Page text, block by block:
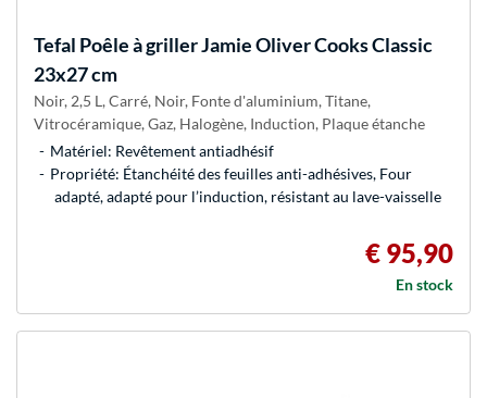
Tefal Poêle à griller Jamie Oliver Cooks Classic
23x27 cm
Noir, 2,5 L, Carré, Noir, Fonte d'aluminium, Titane,
Vitrocéramique, Gaz, Halogène, Induction, Plaque étanche
Matériel: Revêtement antiadhésif
Propriété: Étanchéité des feuilles anti-adhésives, Four
adapté, adapté pour l’induction, résistant au lave-vaisselle
€ 95,90
En stock